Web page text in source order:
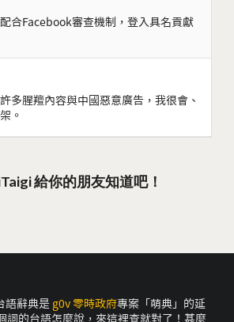
合Facebook審查機制，登入具名貢獻
多腥羶內容與中國惡意廣告，我很會、
。
給你的朋友知道吧！
語辭典是 g0v 零時政府專案「萌典」的延
詞的台語怎麼說，來這裡查就對了！甚麼